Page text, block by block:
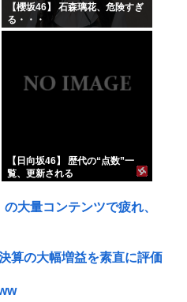
【櫻坂46】 石森璃花、危険すぎ
る・・・
【日向坂46】 歴代の“点数”一
覧、更新される
大量コンテンツで疲れ、
算の大幅増益を素直に評価